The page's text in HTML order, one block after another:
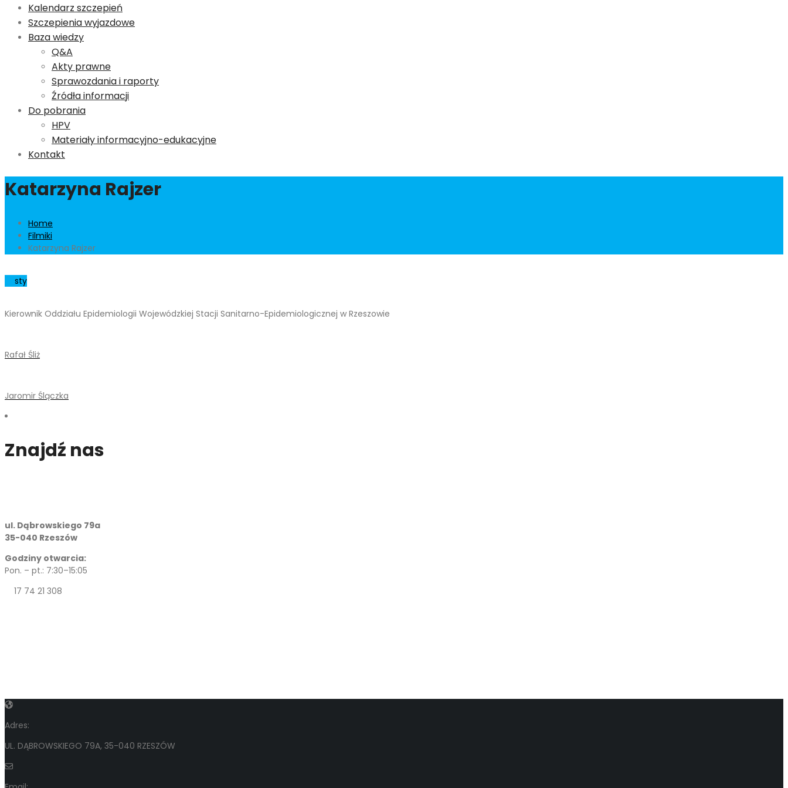
Kalendarz szczepień
Szczepienia wyjazdowe
Baza wiedzy
Q&A
Akty prawne
Sprawozdania i raporty
Źródła informacji
Do pobrania
HPV
Materiały informacyjno-edukacyjne
Kontakt
Katarzyna Rajzer
Home
Filmiki
Katarzyna Rajzer
sty
Kierownik Oddziału Epidemiologii Wojewódzkiej Stacji Sanitarno-Epidemiologicznej w Rzeszowie
Rafał Śliż
Jaromir Ślączka
Znajdź nas
ul. Dąbrowskiego 79a
35-040 Rzeszów
Godziny otwarcia:
Pon. – pt.: 7:30–15:05
17 74 21 308
Adres:
UL. DĄBROWSKIEGO 79A, 35-040 RZESZÓW